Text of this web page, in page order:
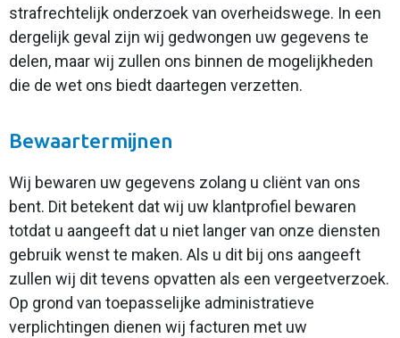
strafrechtelijk onderzoek van overheidswege. In een
dergelijk geval zijn wij gedwongen uw gegevens te
delen, maar wij zullen ons binnen de mogelijkheden
die de wet ons biedt daartegen verzetten.
Bewaartermijnen
Wij bewaren uw gegevens zolang u cliënt van ons
bent. Dit betekent dat wij uw klantprofiel bewaren
totdat u aangeeft dat u niet langer van onze diensten
gebruik wenst te maken. Als u dit bij ons aangeeft
zullen wij dit tevens opvatten als een vergeetverzoek.
Op grond van toepasselijke administratieve
verplichtingen dienen wij facturen met uw